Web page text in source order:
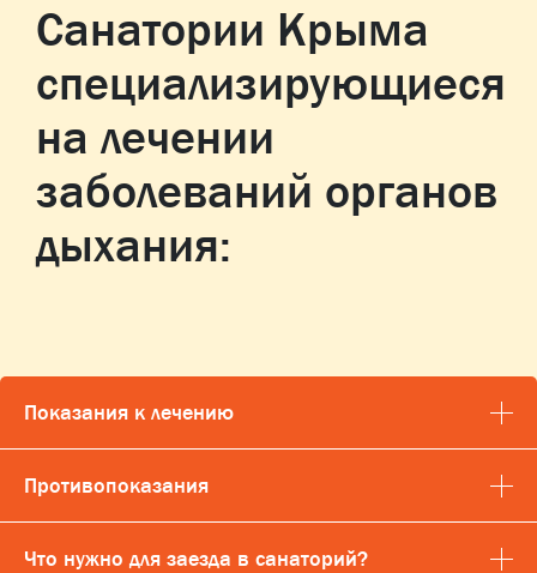
Санатории Крыма
специализирующиеся
на лечении
заболеваний органов
дыхания:
Показания к лечению
Противопоказания
Что нужно для заезда в санаторий?